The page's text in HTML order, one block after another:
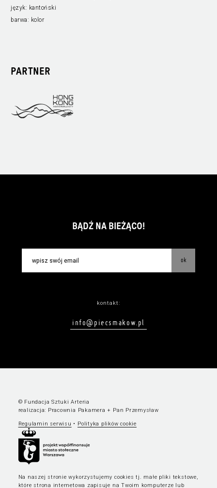
język: kantoński
barwa: kolor
PARTNER
BĄDŹ NA BIEŻĄCO!
ok
kontakt:
info@piecsmakow.pl
© Fundacja Sztuki Arteria
realizacja: Pracownia Pakamera + Pan Przemysław
Regulamin serwisu • Polityka plików cookie
Na naszej stronie wykorzystujemy cookies tj. małe pliki tekstowe,
które strona internetowa zapisuje na Twoim komputerze lub